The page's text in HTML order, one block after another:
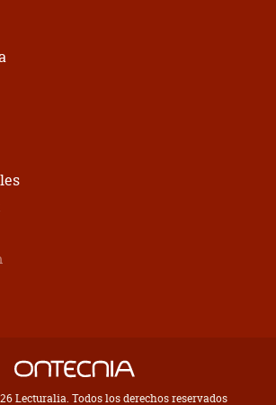
Lecturalia. Todos los derechos reservados